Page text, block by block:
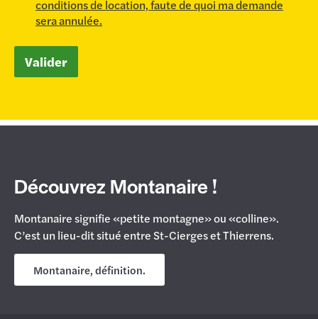
conditions de location, faute de quoi ma demande
sera annulée.
Valider
Découvrez Montanaire !
Montanaire signifie «petite montagne» ou «colline».
C’est un lieu-dit situé entre St-Cierges et Thierrens.
Montanaire, définition.